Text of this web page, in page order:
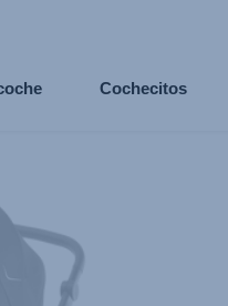
Cochecitos